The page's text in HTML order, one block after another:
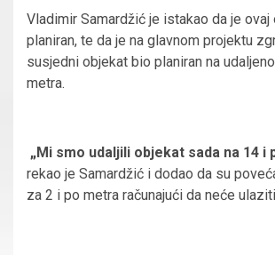
Vladimir Samardžić je istakao da je ovaj
planiran, te da je na glavnom projektu
susjedni objekat bio planiran na
metra.
„Mi smo udaljili objekat sada na 14 i
rekao je Samardžić i dodao da su
za 2 i po metra računajući da neće